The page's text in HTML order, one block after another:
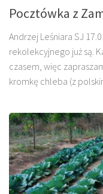
Pocztówka z
Andrzej Leśniara SJ
rekolekcyjnego już są.
czasem, więc
kromkę chleba (z